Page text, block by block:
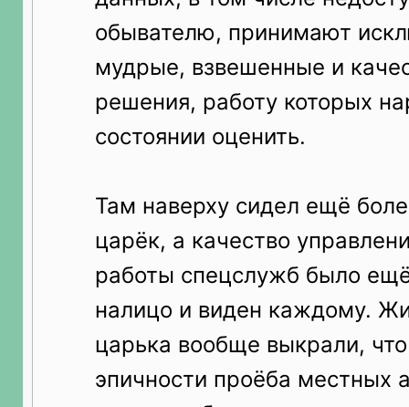
обывателю, принимают
мудрые, взвешенные и
решения, работу которых
состоянии оценить.
Там наверху сидел ещё
царёк, а качество
работы спецслужб было
налицо и виден каждому.
царька вообще выкрали,
эпичности проёба местных